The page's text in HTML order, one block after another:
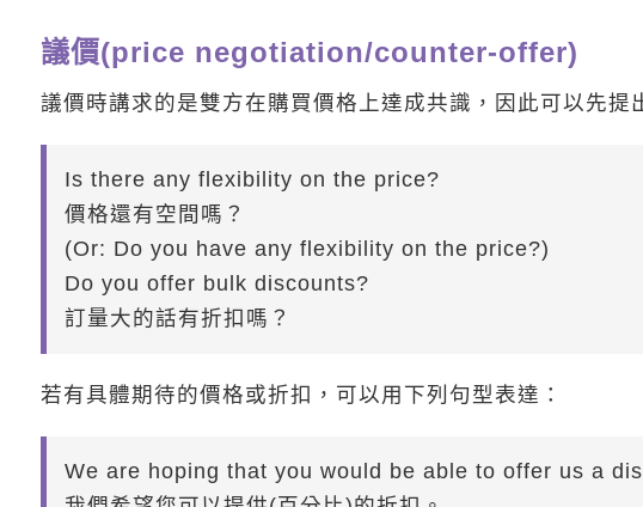
議價(price negotiation/counter-offer)
議價時講求的是雙方在購買價格上達成共識，因此可以先提
Is there any flexibility on the price?
價格還有空間嗎？
(Or: Do you have any flexibility on the price?)
Do you offer bulk discounts?
訂量大的話有折扣嗎？
若有具體期待的價格或折扣，可以用下列句型表達：
We are hoping that you would be able to offer us a